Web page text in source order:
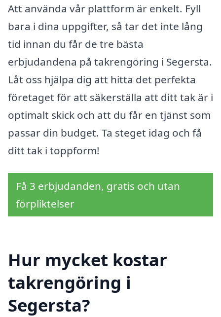
Att använda vår plattform är enkelt. Fyll
bara i dina uppgifter, så tar det inte lång
tid innan du får de tre bästa
erbjudandena på takrengöring i Segersta.
Låt oss hjälpa dig att hitta det perfekta
företaget för att säkerställa att ditt tak är i
optimalt skick och att du får en tjänst som
passar din budget. Ta steget idag och få
ditt tak i toppform!
Få 3 erbjudanden, gratis och utan
förpliktelser
Hur mycket kostar
takrengöring i
Segersta?